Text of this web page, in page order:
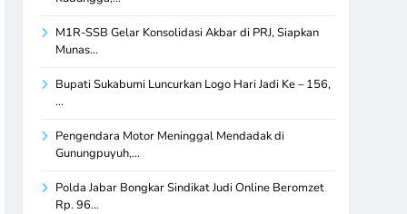
M1R-SSB Gelar Konsolidasi Akbar di PRJ, Siapkan
Munas…
Bupati Sukabumi Luncurkan Logo Hari Jadi Ke – 156,
…
Pengendara Motor Meninggal Mendadak di
Gunungpuyuh,…
Polda Jabar Bongkar Sindikat Judi Online Beromzet
Rp. 96…